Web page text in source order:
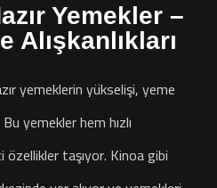
Yemekler –
Alışkanlıkları
yemeklerin yükselişi, yeme
yemekler hem hızlı
özellikler taşıyor. Kinoa gibi